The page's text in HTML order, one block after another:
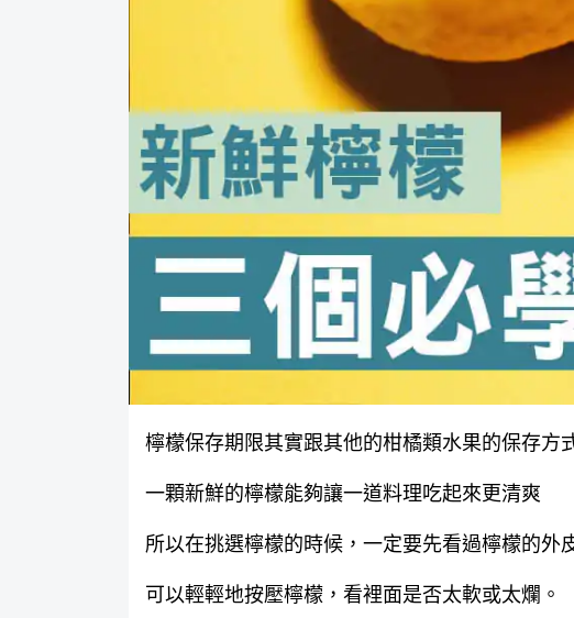
檸檬保存期限其實跟其他的柑橘類水果的保存方
一顆新鮮的檸檬能夠讓一道料理吃起來更清爽
所以在挑選檸檬的時候，一定要先看過檸檬的外
可以輕輕地按壓檸檬，看裡面是否太軟或太爛。